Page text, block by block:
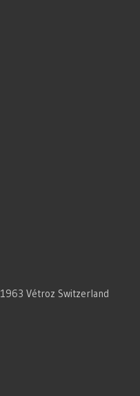
1963 Vétroz Switzerland